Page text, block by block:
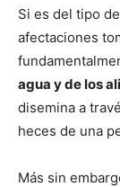
Si es del tipo de
afectaciones
agua y de los
disemina a
heces de una
Más sin